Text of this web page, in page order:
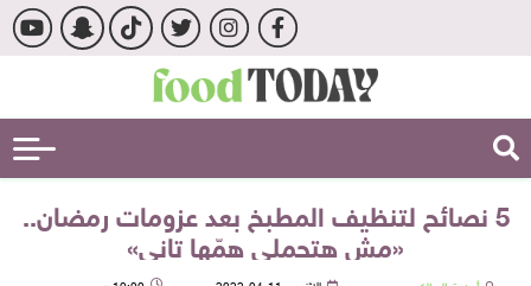
5 نصائح لتنظيف المطبخ بعد عزومات رمضان..
«مش هتحملي همّها تاني»